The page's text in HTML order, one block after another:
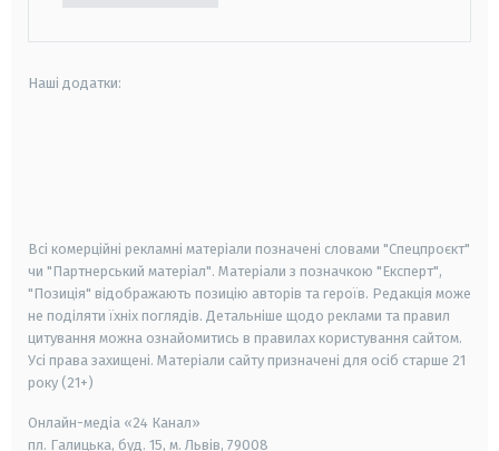
Наші додатки:
Всі комерційні рекламні матеріали позначені словами "Спецпроєкт"
чи "Партнерський матеріал". Матеріали з позначкою "Експерт",
"Позиція" відображають позицію авторів та героїв. Редакція може
не поділяти їхніх поглядів. Детальніше щодо реклами та правил
цитування можна ознайомитись в правилах користування сайтом.
Усі права захищені. Матеріали сайту призначені для осіб старше 21
року (21+)
Онлайн-медіа «24 Канал»
пл. Галицька, буд. 15, м. Львів, 79008